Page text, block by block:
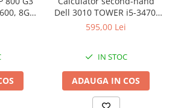
mare
8GB
Dell 3010 TOWER i5-3470,
4GB DDR3, 500GB HDD
595,00 Lei
IN STOC
ADAUGA IN COS